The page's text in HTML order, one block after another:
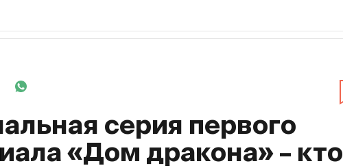
серия первого
«Дом дракона» – кто